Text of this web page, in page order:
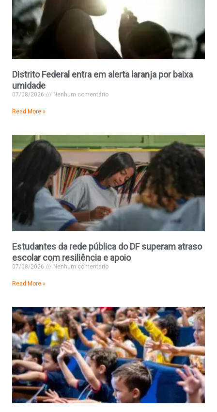
Distrito Federal entra em alerta laranja por baixa
umidade
07/08/2026 Nenhum comentário
Read More »
Estudantes da rede pública do DF superam atraso
escolar com resiliência e apoio
07/08/2026 Nenhum comentário
Read More »